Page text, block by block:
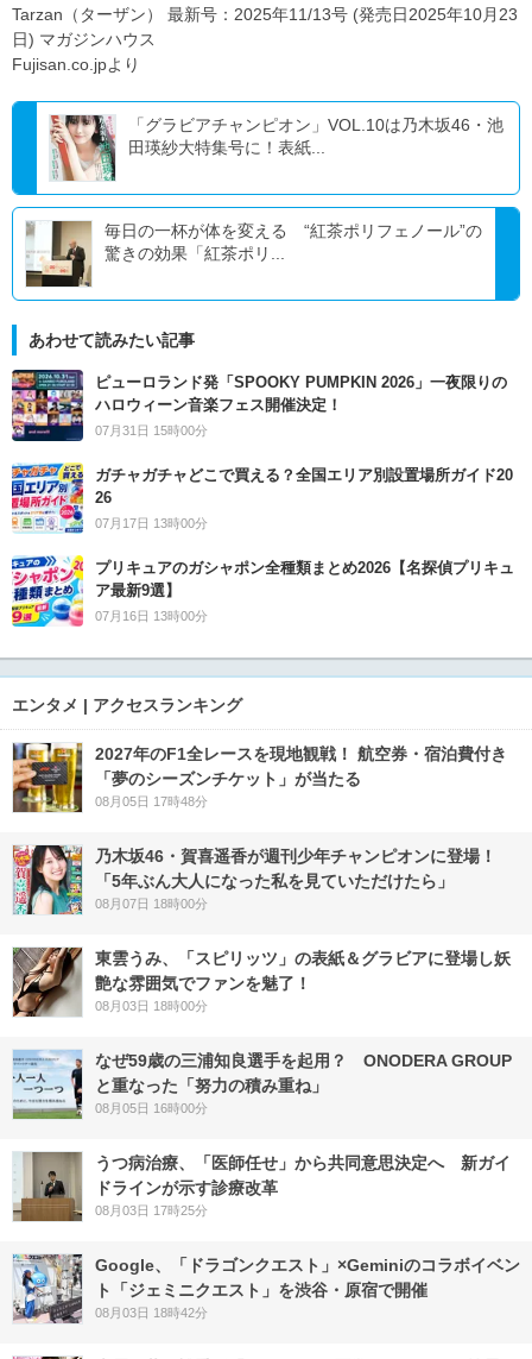
Tarzan（ターザン） 最新号：2025年11/13号 (発売日2025年10月23
日) マガジンハウス
Fujisan.co.jpより
「グラビアチャンピオン」VOL.10は乃木坂46・池
田瑛紗大特集号に！表紙...
毎日の一杯が体を変える “紅茶ポリフェノール”の
驚きの効果「紅茶ポリ...
あわせて読みたい記事
ピューロランド発「SPOOKY PUMPKIN 2026」一夜限りの
ハロウィーン音楽フェス開催決定！
07月31日 15時00分
ガチャガチャどこで買える？全国エリア別設置場所ガイド20
26
07月17日 13時00分
プリキュアのガシャポン全種類まとめ2026【名探偵プリキュ
ア最新9選】
07月16日 13時00分
エンタメ | アクセスランキング
2027年のF1全レースを現地観戦！ 航空券・宿泊費付き
「夢のシーズンチケット」が当たる
08月05日 17時48分
乃木坂46・賀喜遥香が週刊少年チャンピオンに登場！
「5年ぶん大人になった私を見ていただけたら」
08月07日 18時00分
東雲うみ、「スピリッツ」の表紙＆グラビアに登場し妖
艶な雰囲気でファンを魅了！
08月03日 18時00分
なぜ59歳の三浦知良選手を起用？ ONODERA GROUP
と重なった「努力の積み重ね」
08月05日 16時00分
うつ病治療、「医師任せ」から共同意思決定へ 新ガイ
ドラインが示す診療改革
08月03日 17時25分
Google、「ドラゴンクエスト」×Geminiのコラボイベン
ト「ジェミニクエスト」を渋谷・原宿で開催
08月03日 18時42分